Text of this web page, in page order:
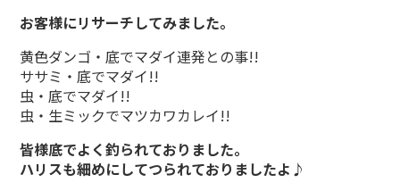
お客様にリサーチしてみました。
黄色ダンゴ・底でマダイ連発との事!!
ササミ・底でマダイ!!
虫・底でマダイ!!
虫・生ミックでマツカワカレイ!!
皆様底でよく釣られておりました。
ハリスも細めにしてつられておりましたよ♪